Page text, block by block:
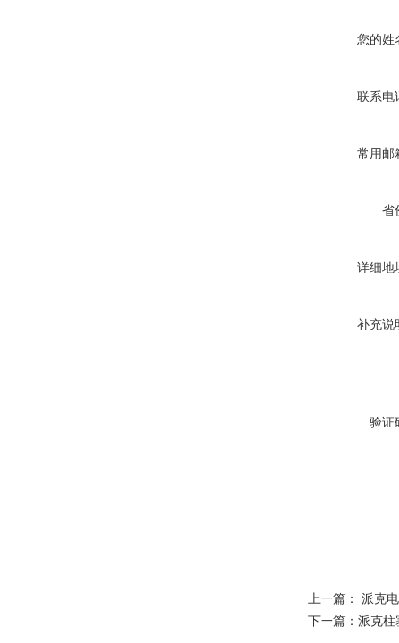
您的姓
联系电
常用邮
省
详细地
补充说
验证
上一篇： 派克
下一篇： 派克柱